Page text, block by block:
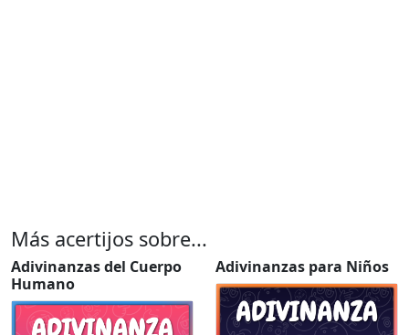
Más acertijos sobre...
Adivinanzas del Cuerpo
Humano
Adivinanzas para Niños